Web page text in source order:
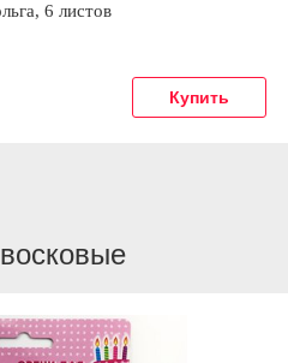
6 листов